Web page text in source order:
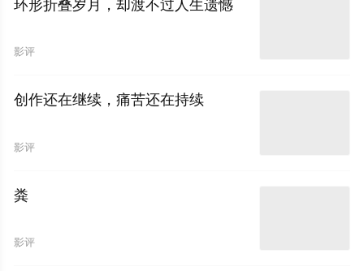
环形折叠岁月，却渡不过人生遗憾
影评
创作还在继续，痛苦还在持续
影评
粪
影评